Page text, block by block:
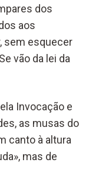
dos
aos
sem esquecer
vão da lei da
Invocação e
as musas do
canto à altura
mas de